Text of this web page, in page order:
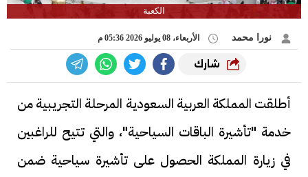
الكعبة
نورا محمد الأربعاء، 08 يوليو 2026 05:36 م
شارك
أطلقت المملكة العربية السعودية المرحلة التجريبية من
خدمة "تأشيرة الباقات السياحية"، والتي تتيح للراغبين
في زيارة المملكة الحصول على تأشيرة سياحية ضمن